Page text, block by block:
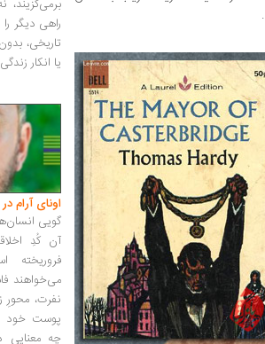
راهی دیگر
تاریخی،
یا انکار
اونای آرام
گویی
آن کُدِ
فروریخته
می‌خواهند
نفرت،
پوست خود
چه معنایی